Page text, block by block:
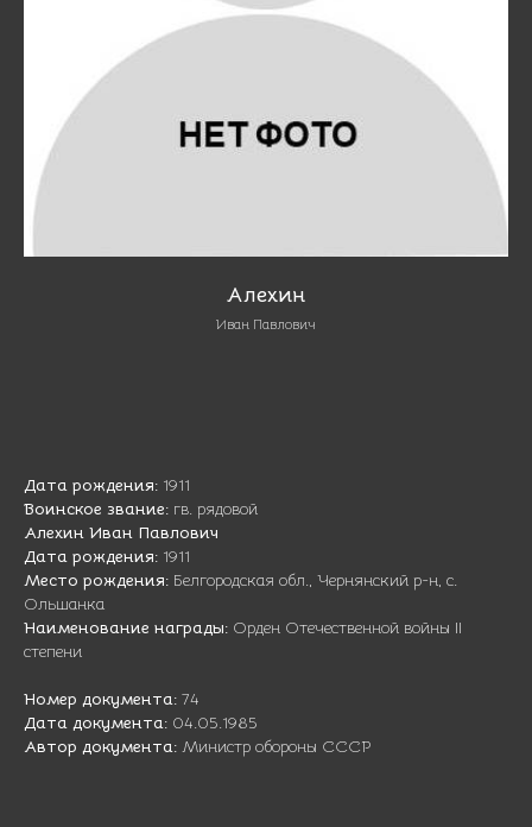
Алехин
Иван Павлович
Дата рождения: 1911
Воинское звание: гв. рядовой
Алехин Иван Павлович
Дата рождения: 1911
Место рождения: Белгородская обл., Чернянский р-н, с.
Ольшанка
Наименование награды: Орден Отечественной войны II
степени
Номер документа: 74
Дата документа: 04.05.1985
Автор документа: Министр обороны СССР